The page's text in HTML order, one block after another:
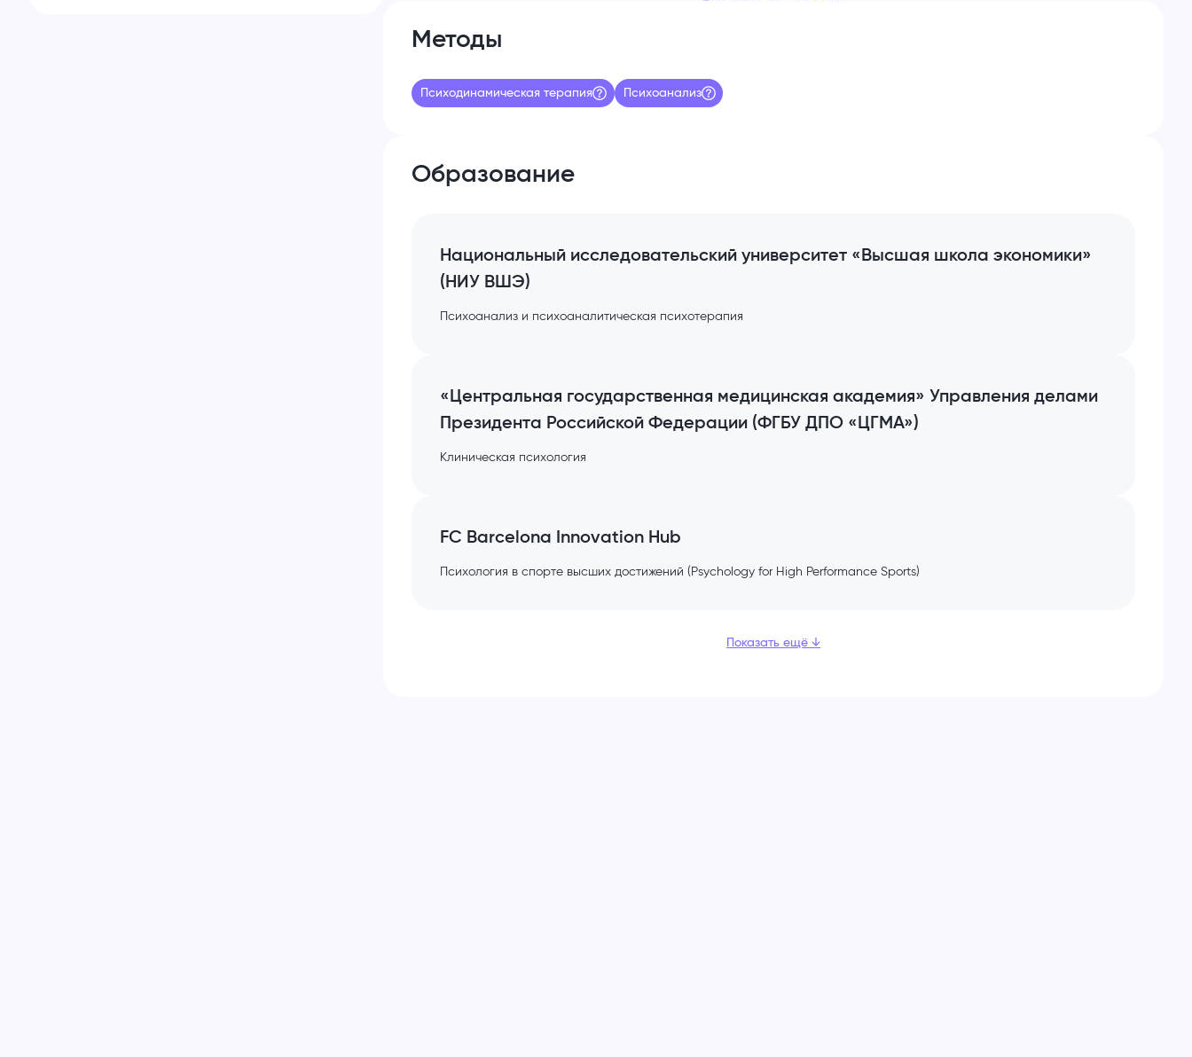
Методы
Психодинамическая терапия Психоанализ
Образование
Национальный исследовательский университет «Высшая школа экономики»
(НИУ ВШЭ)
Психоанализ и психоаналитическая психотерапия
«Центральная государственная медицинская академия» Управления делами
Президента Российской Федерации (ФГБУ ДПО «ЦГМА»)
Клиническая психология
FC Barcelona Innovation Hub
Психология в спорте высших достижений (Psychology for High Performance Sports)
Показать ещё ↓